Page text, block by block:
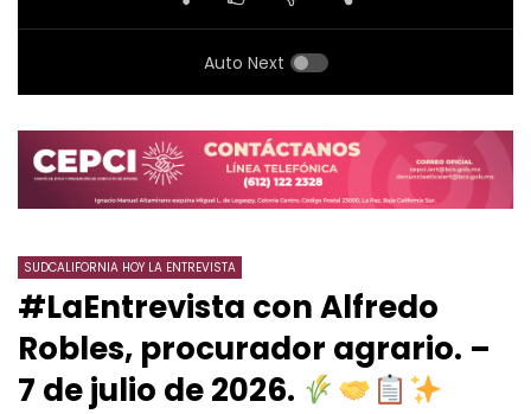
Auto Next
SUDCALIFORNIA HOY LA ENTREVISTA
#LaEntrevista con Alfredo
Robles, procurador agrario. –
7 de julio de 2026.